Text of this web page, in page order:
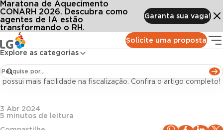
Solicite uma proposta
Explore as categorias
Maratona de Aquecimento
CONARH 2026. Descubra como
agentes de IA estão
transformando o RH.
Garanta sua vaga!
Conteúdos Blog LG
9 multas que podem ser aplicadas com o eSocial
Departamento Pessoal
9 multas que podem ser aplicadas com o eSocial
Com informações reunidas em um único ambiente, governo
possui mais facilidade na fiscalização. Confira o artigo completo!
3 Abr 2024
5 minutos de leitura